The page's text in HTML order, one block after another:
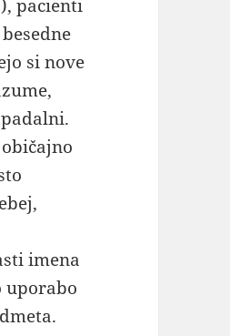
pacienti
si nove
imena
uporabo